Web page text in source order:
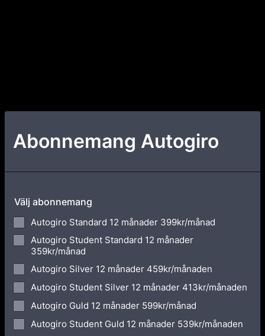
Abonnemang Autogiro
Välj abonnemang
Autogiro Standard 12 månader 399kr/månad
Autogiro Student Standard 12 månader
359kr/månad
Autogiro Silver 12 månader 459kr/månaden
Autogiro Student Silver 12 månader 413kr/månaden
Autogiro Guld 12 månader 599kr/månad
Autogiro Student Guld 12 månader 539kr/månaden